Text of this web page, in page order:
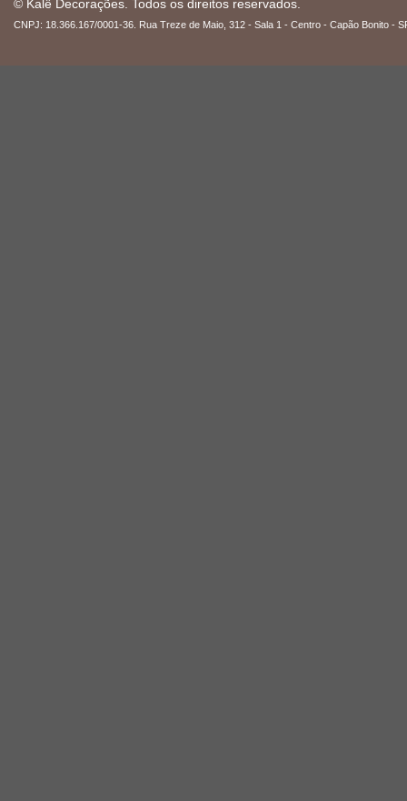
© Kalê Decorações. Todos os direitos reservados.
CNPJ: 18.366.167/0001-36. Rua Treze de Maio, 312 - Sala 1 - Centro - Capão Bonito -